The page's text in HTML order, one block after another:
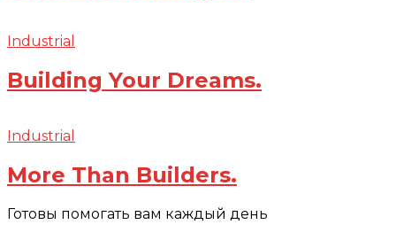
Industrial
Building Your Dreams.
Industrial
More Than Builders.
Готовы помогать вам каждый день